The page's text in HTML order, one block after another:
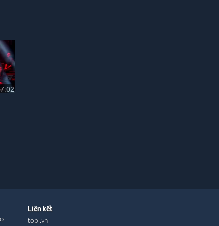
Liên kết
topi.vn